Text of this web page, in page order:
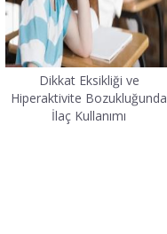
Dikkat Eksikliği ve
Hiperaktivite Bozukluğunda
İlaç Kullanımı